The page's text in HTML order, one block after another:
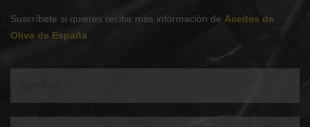
Suscríbete si quieres recibir más información de Aceites de
Oliva de España